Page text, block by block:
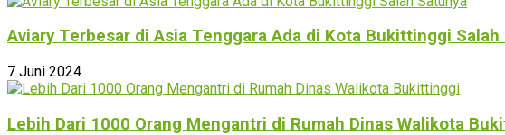
Aviary Terbesar di Asia Tenggara Ada di Kota Bukittinggi Salah
7 Juni 2024
Lebih Dari 1000 Orang Mengantri di Rumah Dinas Walikota